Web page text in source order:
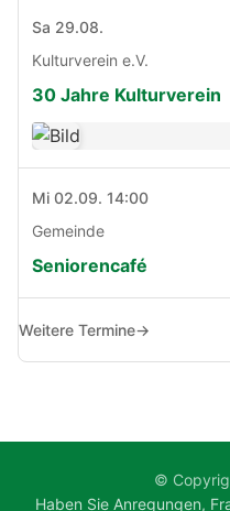
Sa 29.08.
Kulturverein e.V.
30 Jahre Kulturverein
Mi 02.09. 14:00
Gemeinde
Seniorencafé
Weitere Termine→
©
Haben Sie Anregungen,